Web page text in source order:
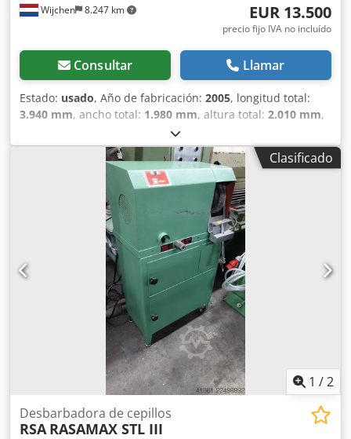
Wijchen 8.247 km EUR 13.500
precio fijo IVA no incluído
Consultar Llamar
Estado: usado, Año de fabricación: 2005, longitud total:
3.940 mm, ancho total: 1.980 mm, altura total: 2.010 mm,
Peso en vacío: 7.000 kg Ancho de trabajo: 950 mm Altura
de trabajo: 0,5-120 mm - Año de fabricación: 2005 -
Documentación disponible: No - Marcado CE presente: Sí -
Certificado CE disponible: No - Número de serie: - Control:
CNC - Número de estaciones [ud.]: 3 - Tipo de estación 1:
Banda de lijado - Tipo de estación 2: Cepillo rotativo - Tipo
de estación 3: Cepillo rotativo - Potencia [kW]: 39 - Espesor
mínimo de chapa [mm]: 0,5 - Espesor máximo de chapa
[mm]: 120 - Ancho de trabajo máximo [mm]: 950 -
Dimensiones de transporte: 3940 mm x 1980 mm x 2010
mm (largo x ancho x alto) - Peso de transporte [kg]: 7.000
kg - Unidades de transporte [ud.]: 4 Dcsdpfx
Aexwnbuepnok Información financiera IVA: El precio
indicado no incluye IVA IVA/impuesto sobre la diferencia:
IVA deducible para empresarios Entrega y recompra
posibles en todo momento para equipos del sector
industrial Lukas van Rossum
Clasificado
1 /2
Desbarbadora de cepillos
RSA RASAMAX STL III